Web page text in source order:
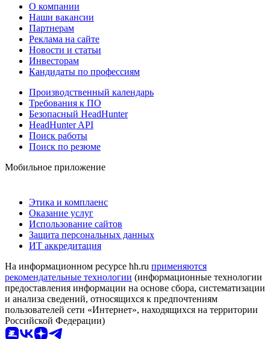
О компании
Наши вакансии
Партнерам
Реклама на сайте
Новости и статьи
Инвесторам
Кандидаты по профессиям
Производственный календарь
Требования к ПО
Безопасный HeadHunter
HeadHunter API
Поиск работы
Поиск по резюме
Мобильное приложение
Этика и комплаенс
Оказание услуг
Использование сайтов
Защита персональных данных
ИТ аккредитация
На информационном ресурсе hh.ru применяются
рекомендательные технологии (информационные технологии
предоставления информации на основе сбора, систематизации
и анализа сведений, относящихся к предпочтениям
пользователей сети «Интернет», находящихся на территории
Российской Федерации)